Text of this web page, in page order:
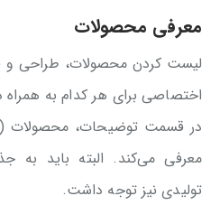
معرفی محصولات
لیست کردن محصولات، طراحی و
اختصاصی برای هر کدام به
در قسمت توضیحات، محصولات
معرفی می‌کند. البته باید به
تولیدی نیز توجه داشت.